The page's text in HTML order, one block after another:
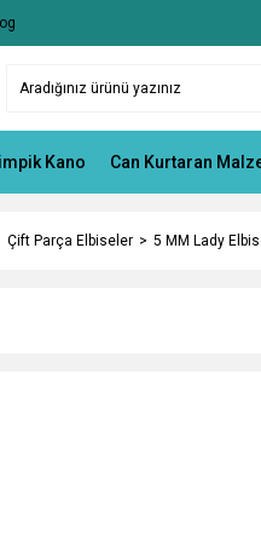
Kano Can Kurtaran
Çift Parça Elbiseler 5 MM Lady